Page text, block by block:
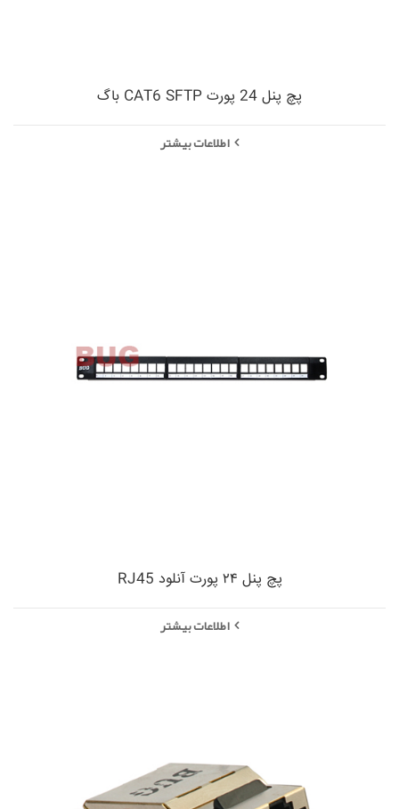
پچ پنل 24 پورت CAT6 SFTP باگ
اطلاعات بیشتر
پچ پنل ۲۴ پورت آنلود RJ45
اطلاعات بیشتر